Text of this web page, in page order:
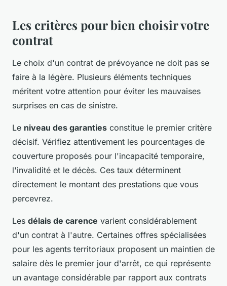
Les critères pour bien choisir votre
contrat
Le choix d'un contrat de prévoyance ne doit pas se
faire à la légère. Plusieurs éléments techniques
méritent votre attention pour éviter les mauvaises
surprises en cas de sinistre.
Le niveau des garanties constitue le premier critère
décisif. Vérifiez attentivement les pourcentages de
couverture proposés pour l'incapacité temporaire,
l'invalidité et le décès. Ces taux déterminent
directement le montant des prestations que vous
percevrez.
Les délais de carence varient considérablement
d'un contrat à l'autre. Certaines offres spécialisées
pour les agents territoriaux proposent un maintien de
salaire dès le premier jour d'arrêt, ce qui représente
un avantage considérable par rapport aux contrats